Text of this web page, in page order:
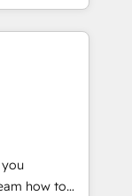
⬅️
Kickstart
in the center
or
or
you